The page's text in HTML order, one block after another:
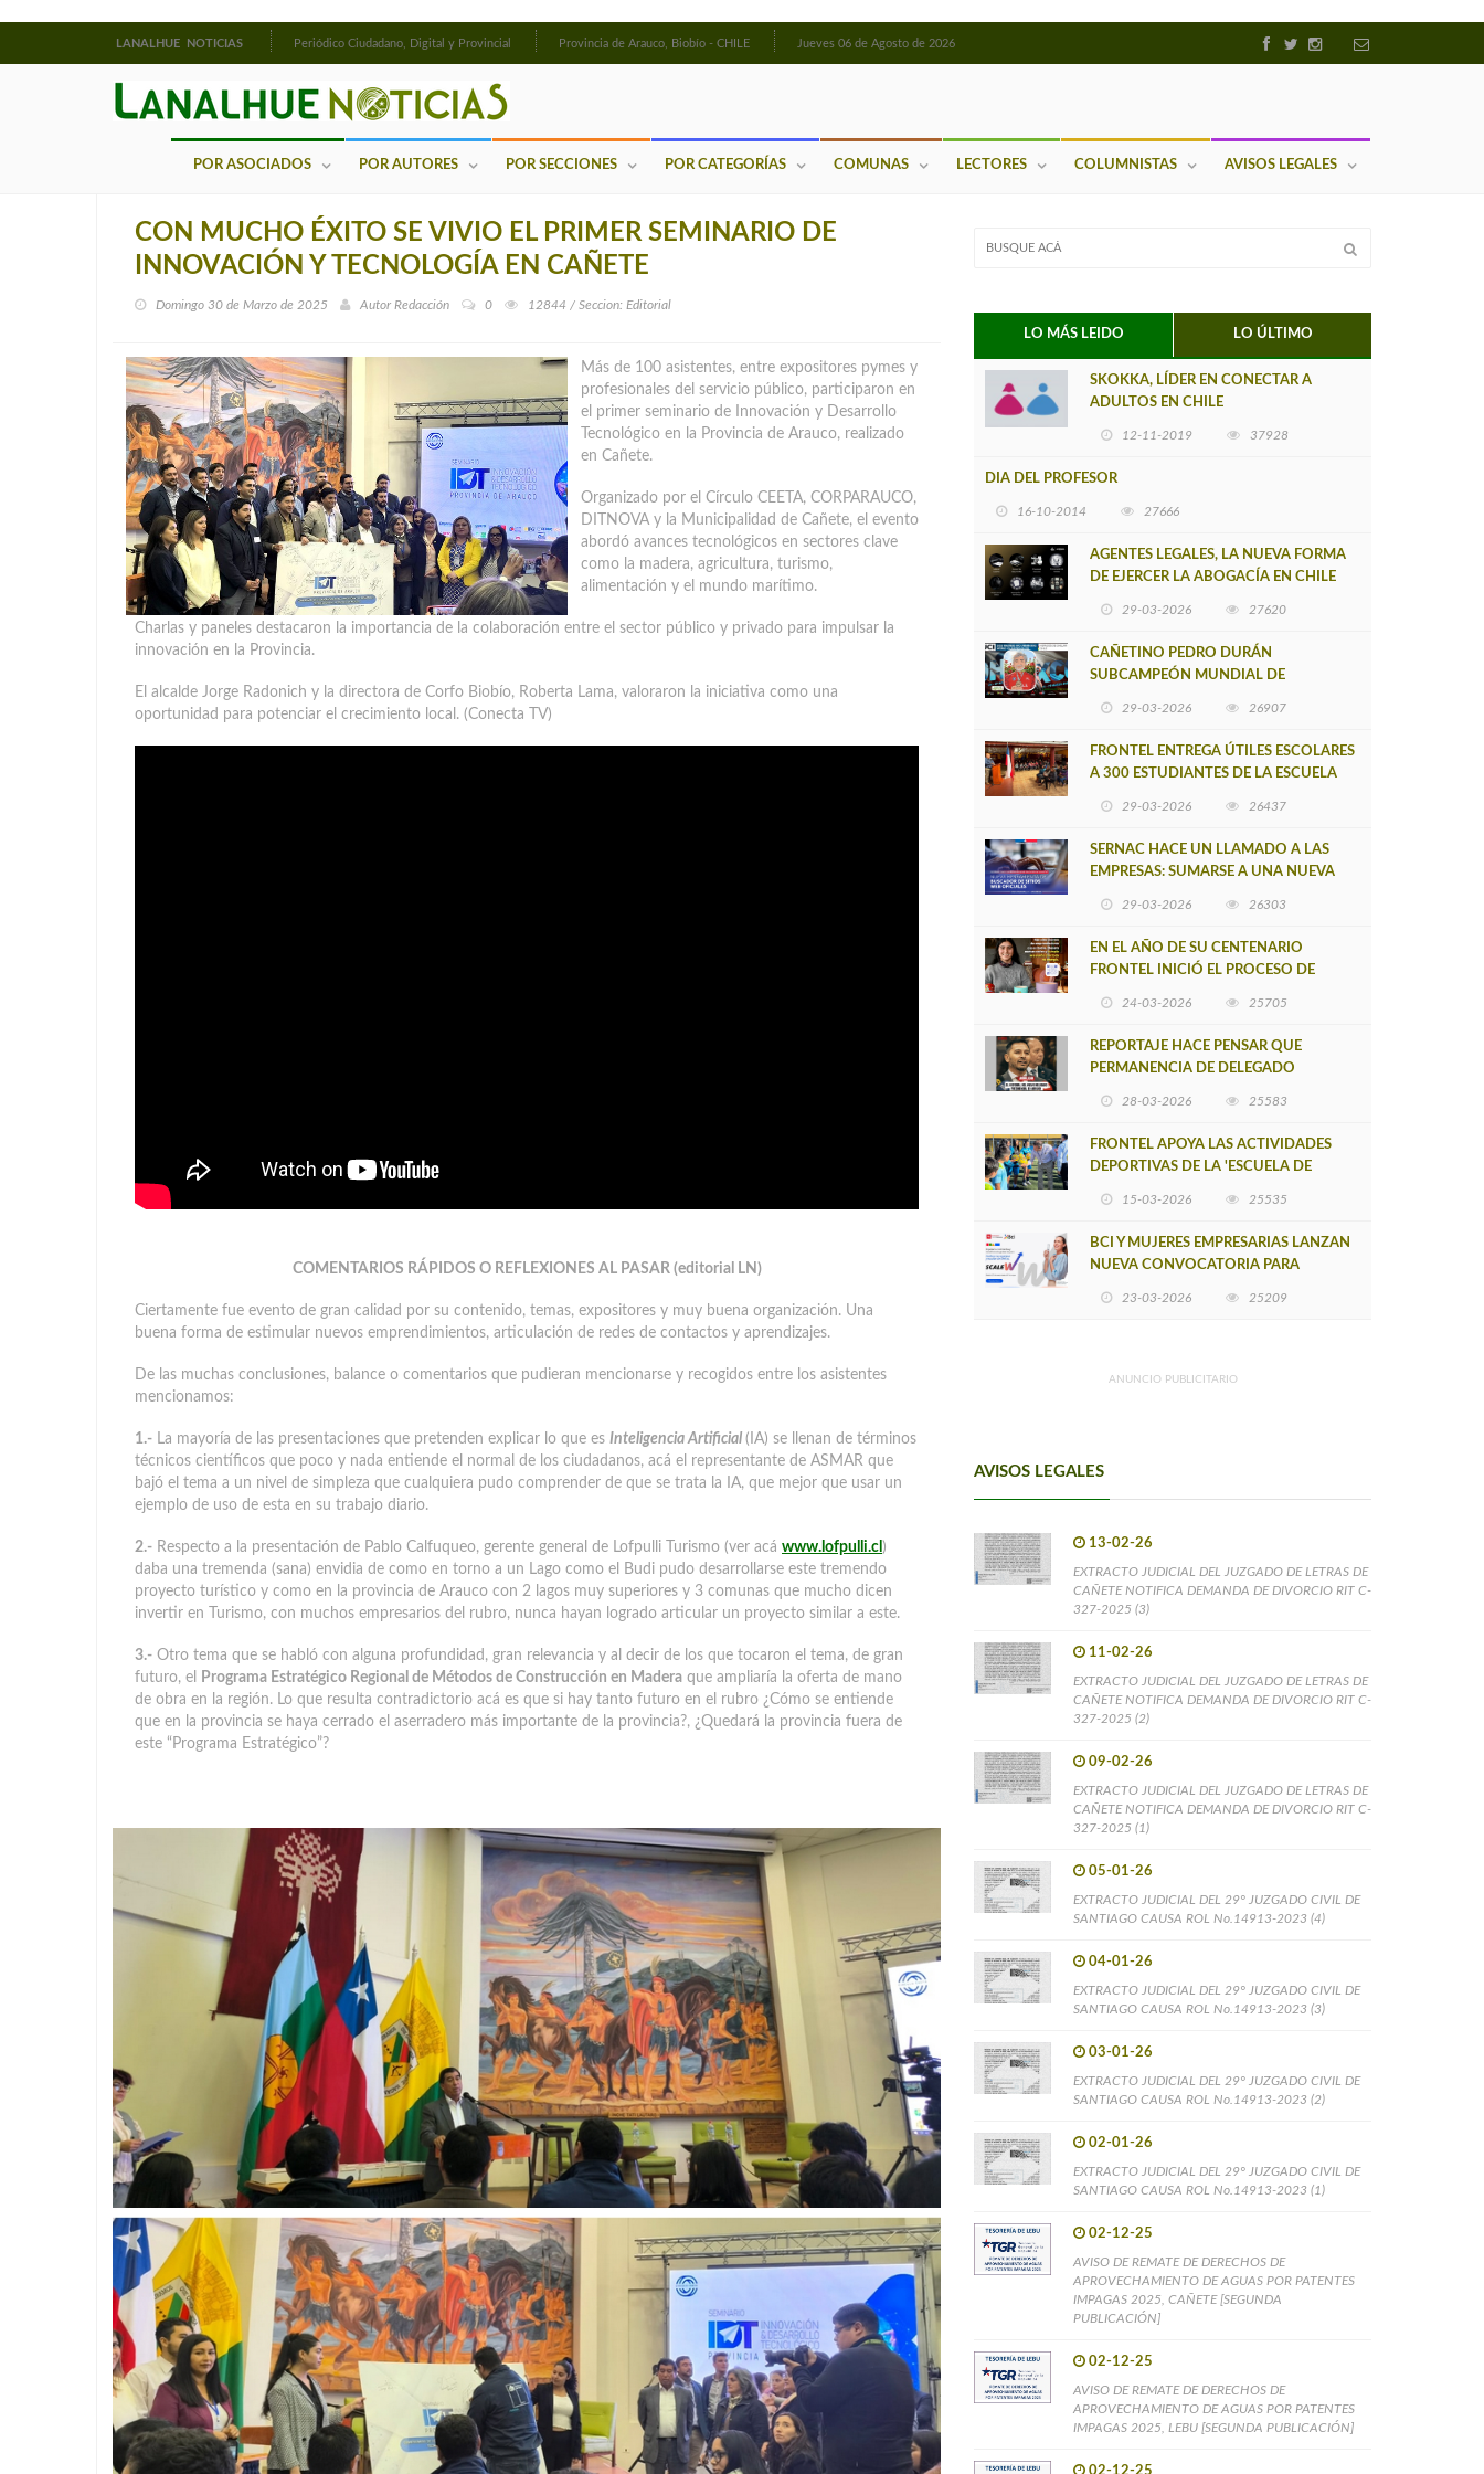
LANALHUE NOTICIAS Periódico Ciudadano, Digital y Provincial Provincia de Arauco, Biobío - CHILE Jueves 06 de Agosto de 2026
POR ASOCIADOS POR AUTORES POR SECCIONES POR CATEGORÍAS COMUNAS LECTORES COLUMNISTAS AVISOS LEGALES
CON MUCHO ÉXITO SE VIVIO EL PRIMER SEMINARIO DE
INNOVACIÓN Y TECNOLOGÍA EN CAÑETE
Domingo 30 de Marzo de 2025 Autor Redacción 0 12844 / Seccion: Editorial
Más de 100 asistentes, entre expositores pymes y
profesionales del servicio público, participaron en
el primer seminario de Innovación y Desarrollo
Tecnológico en la Provincia de Arauco, realizado
en Cañete.
Organizado por el Círculo CEETA, CORPARAUCO,
DITNOVA y la Municipalidad de Cañete, el evento
abordó avances tecnológicos en sectores clave
como la madera, agricultura, turismo,
alimentación y el mundo marítimo.
Charlas y paneles destacaron la importancia de la colaboración entre el sector público y privado para impulsar la
innovación en la Provincia.
El alcalde Jorge Radonich y la directora de Corfo Biobío, Roberta Lama, valoraron la iniciativa como una
oportunidad para potenciar el crecimiento local. (Conecta TV)
COMENTARIOS RÁPIDOS O REFLEXIONES AL PASAR (editorial LN)
Ciertamente fue evento de gran calidad por su contenido, temas, expositores y muy buena organización. Una
buena forma de estimular nuevos emprendimientos, articulación de redes de contactos y aprendizajes.
De las muchas conclusiones, balance o comentarios que pudieran mencionarse y recogidos entre los asistentes
mencionamos:
1.- La mayoría de las presentaciones que pretenden explicar lo que es Inteligencia Artificial (IA) se llenan de términos
técnicos científicos que poco y nada entiende el normal de los ciudadanos, acá el representante de ASMAR que
bajó el tema a un nivel de simpleza que cualquiera pudo comprender de que se trata la IA, que mejor que usar un
ejemplo de uso de esta en su trabajo diario.
2.- Respecto a la presentación de Pablo Calfuqueo, gerente general de Lofpulli Turismo (ver acá www.lofpulli.cl )
daba una tremenda (sana) envidia de como en torno a un Lago como el Budi pudo desarrollarse este tremendo
proyecto turístico y como en la provincia de Arauco con 2 lagos muy superiores y 3 comunas que mucho dicen
invertir en Turismo, con muchos empresarios del rubro, nunca hayan logrado articular un proyecto similar a este.
3.- Otro tema que se habló con alguna profundidad, gran relevancia y al decir de los que tocaron el tema, de gran
futuro, el
Programa Estratégico Regional de Métodos de Construcción en Madera que ampliaría la oferta de mano
de obra en la región. Lo que resulta contradictorio acá es que si hay tanto futuro en el rubro ¿Cómo se entiende
que en la provincia se haya cerrado el aserradero más importante de la provincia?, ¿Quedará la provincia fuera de
este “Programa Estratégico”?
LO MÁS LEIDO LO ÚLTIMO
SKOKKA, LÍDER EN CONECTAR A
ADULTOS EN CHILE
12-11-2019 37928
DIA DEL PROFESOR
16-10-2014 27666
AGENTES LEGALES, LA NUEVA FORMA
DE EJERCER LA ABOGACÍA EN CHILE
29-03-2026 27620
CAÑETINO PEDRO DURÁN
SUBCAMPEÓN MUNDIAL DE
29-03-2026 26907
FRONTEL ENTREGA ÚTILES ESCOLARES
A 300 ESTUDIANTES DE LA ESCUELA
29-03-2026 26437
SERNAC HACE UN LLAMADO A LAS
EMPRESAS: SUMARSE A UNA NUEVA
29-03-2026 26303
EN EL AÑO DE SU CENTENARIO
FRONTEL INICIÓ EL PROCESO DE
24-03-2026 25705
REPORTAJE HACE PENSAR QUE
PERMANENCIA DE DELEGADO
28-03-2026 25583
FRONTEL APOYA LAS ACTIVIDADES
DEPORTIVAS DE LA 'ESCUELA DE
15-03-2026 25535
BCI Y MUJERES EMPRESARIAS LANZAN
NUEVA CONVOCATORIA PARA
23-03-2026 25209
ANUNCIO PUBLICITARIO
AVISOS LEGALES
13-02-26
EXTRACTO JUDICIAL DEL JUZGADO DE LETRAS DE
CAÑETE NOTIFICA DEMANDA DE DIVORCIO RIT C-
327-2025 (3)
11-02-26
EXTRACTO JUDICIAL DEL JUZGADO DE LETRAS DE
CAÑETE NOTIFICA DEMANDA DE DIVORCIO RIT C-
327-2025 (2)
09-02-26
EXTRACTO JUDICIAL DEL JUZGADO DE LETRAS DE
CAÑETE NOTIFICA DEMANDA DE DIVORCIO RIT C-
327-2025 (1)
05-01-26
EXTRACTO JUDICIAL DEL 29° JUZGADO CIVIL DE
SANTIAGO CAUSA ROL No.14913-2023 (4)
04-01-26
EXTRACTO JUDICIAL DEL 29° JUZGADO CIVIL DE
SANTIAGO CAUSA ROL No.14913-2023 (3)
03-01-26
EXTRACTO JUDICIAL DEL 29° JUZGADO CIVIL DE
SANTIAGO CAUSA ROL No.14913-2023 (2)
02-01-26
EXTRACTO JUDICIAL DEL 29° JUZGADO CIVIL DE
SANTIAGO CAUSA ROL No.14913-2023 (1)
02-12-25
AVISO DE REMATE DE DERECHOS DE
APROVECHAMIENTO DE AGUAS POR PATENTES
IMPAGAS 2025, CAÑETE [SEGUNDA
PUBLICACIÓN]
02-12-25
AVISO DE REMATE DE DERECHOS DE
APROVECHAMIENTO DE AGUAS POR PATENTES
IMPAGAS 2025, LEBU [SEGUNDA PUBLICACIÓN]